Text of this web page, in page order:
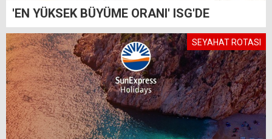
'EN YÜKSEK BÜYÜME ORANI' ISG'DE
SEYAHAT ROTASI